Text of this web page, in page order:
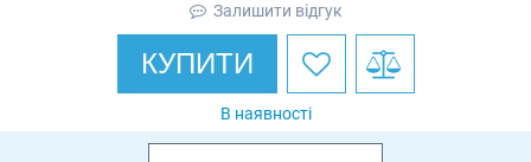
Залишити відгук
КУПИТИ
В наявності